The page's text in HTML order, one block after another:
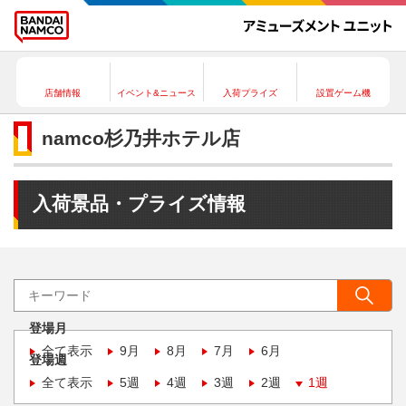
店舗情報 イベント&ニュース 入荷プライズ 設置ゲーム機
namco杉乃井ホテル店
入荷景品・プライズ情報
登場月
全て表示
9月 8月 7月 6月
登場週
全て表示
5週 4週 3週 2週 1週